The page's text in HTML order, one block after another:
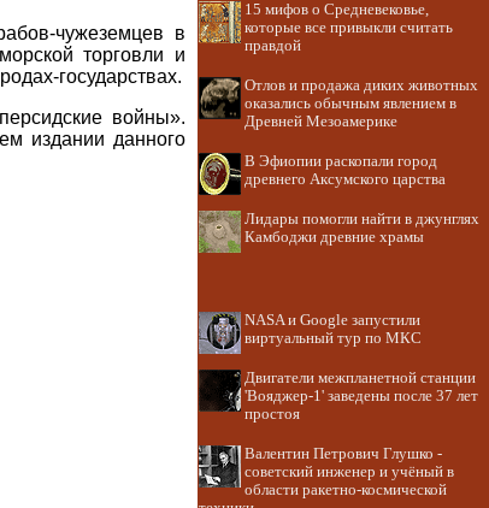
чужеземцев в
торговли и
государствах.
войны».
издании данного
15 мифов о Средневековье,
которые все привыкли считать
правдой
Отлов и продажа диких животных
оказались обычным явлением в
Древней Мезоамерике
В Эфиопии раскопали город
древнего Аксумского царства
Лидары помогли найти в джунглях
Камбоджи древние храмы
NASA и Google запустили
виртуальный тур по МКС
Двигатели межпланетной станции
'Вояджер-1' заведены после 37 лет
простоя
Валентин Петрович Глушко -
советский инженер и учёный в
области ракетно-космической